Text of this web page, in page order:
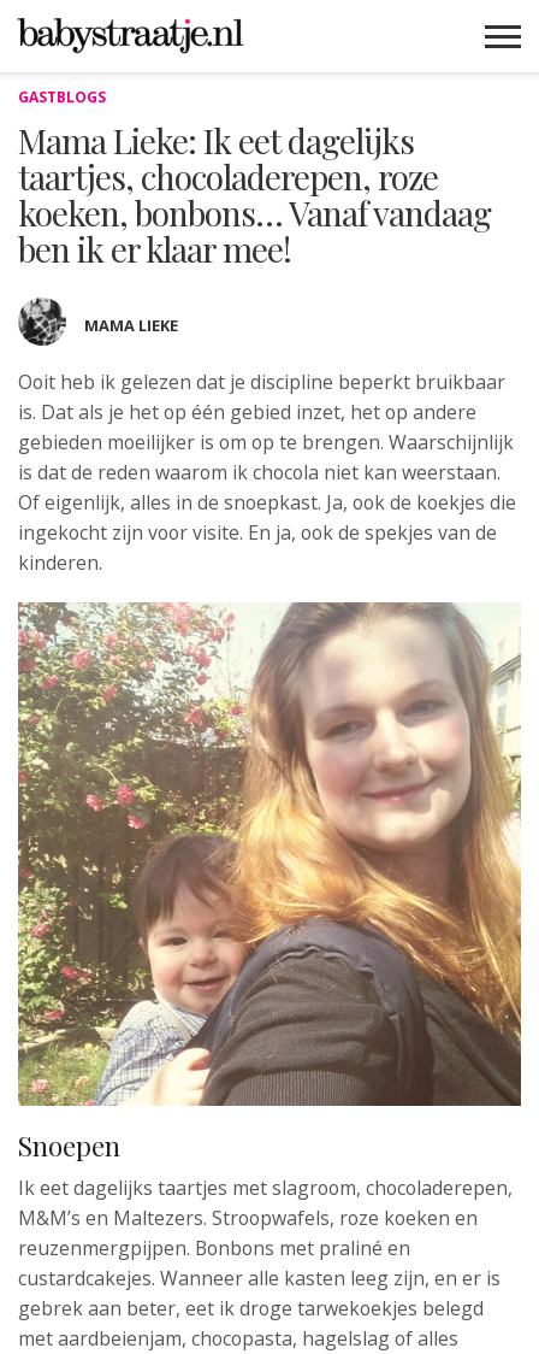
GASTBLOGS
Mama Lieke: Ik eet dagelijks
taartjes, chocoladerepen, roze
koeken, bonbons… Vanaf vandaag
ben ik er klaar mee!
MAMA LIEKE
Ooit heb ik gelezen dat je discipline beperkt bruikbaar
is. Dat als je het op één gebied inzet, het op andere
gebieden moeilijker is om op te brengen. Waarschijnlijk
is dat de reden waarom ik chocola niet kan weerstaan.
Of eigenlijk, alles in de snoepkast. Ja, ook de koekjes die
ingekocht zijn voor visite. En ja, ook de spekjes van de
kinderen.
Snoepen
Ik eet dagelijks taartjes met slagroom, chocoladerepen,
M&M’s en Maltezers. Stroopwafels, roze koeken en
reuzenmergpijpen. Bonbons met praliné en
custardcakejes. Wanneer alle kasten leeg zijn, en er is
gebrek aan beter, eet ik droge tarwekoekjes belegd
met aardbeienjam, chocopasta, hagelslag of alles